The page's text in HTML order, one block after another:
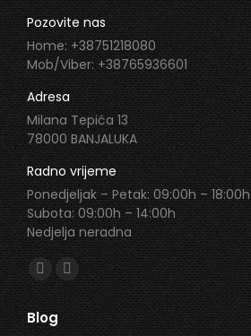
Pozovite nas
Home: +38751218080
Mob/Viber: +38765936601
Adresa
Milana Tepića 13
78000 BANJALUKA
Radno vrijeme
Ponedjeljak – Petak: 09:00h – 18:00h
Subota: 09:00h – 14:00h
Nedjelja neradna
Find us on:
Facebook
page
opens
Instagram
page
opens
Blog